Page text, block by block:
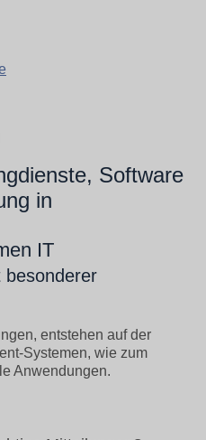
Software
in
IT
besonderer
entstehen auf der
Systemen, wie zum
Anwendungen.